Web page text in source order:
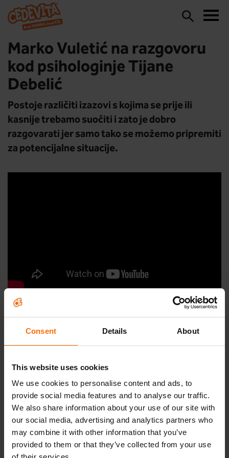
Consent Details About
This website uses cookies
We use cookies to personalise content and ads, to
provide social media features and to analyse our traffic.
We also share information about your use of our site with
our social media, advertising and analytics partners who
may combine it with other information that you’ve
provided to them or that they’ve collected from your use
Marko Vuletić na razgovoru
kod psihologinje Tijane
Debelić
Postoje različiti izazovi s kojima se prije ili
kasnije trebamo suočiti i zato je dobro
razgovarati jer samo tako se možemo pripremiti
za potencijalne situacije.
Pogledajte video u kojem su psihologinja
napadima panike i brojnim drugim temama
koje su važne za sve nas!